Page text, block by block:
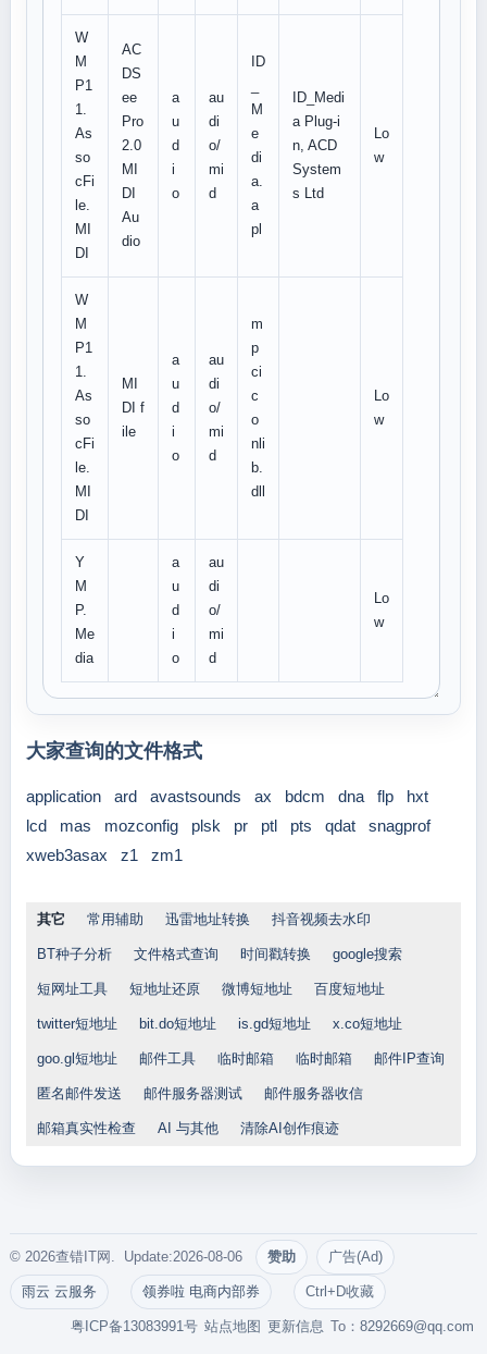
W
M
P1
1.
As
so
cFi
le.
MI
DI
AC
DS
ee
Pro
2.0
MI
DI
Au
dio
a
u
d
i
o
au
di
o/
mi
d
ID
M
e
di
a.
a
pl
ID_Medi
a Plug-i
n, ACD
System
s Ltd
Lo
w
W
M
P1
1.
As
so
cFi
le.
MI
DI
MI
DI f
ile
a
u
d
i
o
au
di
o/
mi
d
m
p
ci
c
o
nli
b.
dll
Lo
w
Y
M
P.
Me
dia
a
u
d
i
o
au
di
o/
mi
d
Lo
w
大家查询的文件格式
application ard avastsounds ax bdcm dna flp
hxt
lcd
mas mozconfig plsk pr ptl pts qdat
snagprof
xweb3asax
z1 zm1
其它 常用辅助 迅雷地址转换 抖音视频去水印
BT种子分析 文件格式查询 时间戳转换 google搜索
短网址工具 短地址还原 微博短地址 百度短地址
twitter短地址 bit.do短地址 is.gd短地址 x.co短地址
goo.gl短地址 邮件工具 临时邮箱 临时邮箱 邮件IP查询
匿名邮件发送 邮件服务器测试 邮件服务器收信
邮箱真实性检查 AI 与其他 清除AI创作痕迹
© 2026查错IT网. Update:2026-08-06 赞助 广告(Ad)
雨云 云服务 领券啦 电商内部券 Ctrl+D收藏
To：8292669@qq.com
更新信息
站点地图
粤ICP备13083991号